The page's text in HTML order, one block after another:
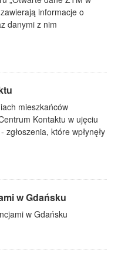
informacje o
danymi z nim
mieszkańców
Kontaktu w ujęciu
zgłoszenia, które wpłynęły
w Gdańsku
w Gdańsku